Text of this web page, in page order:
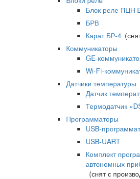
Блок реле ПЦН
БРВ
Карат БР-4
Коммуникаторы
GE-
Wi-Fi-
Датчики температуры
Датчик
Термодатчик
Программаторы
USB-
USB-UART
Комплект
автономных
(снят с